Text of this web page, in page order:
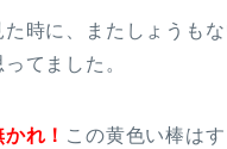
時に、またしょうも
てました。
れ！ この黄色い棒は